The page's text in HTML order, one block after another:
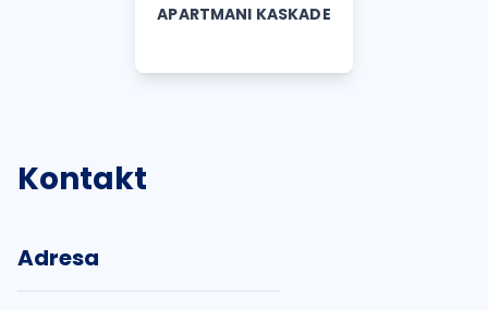
APARTMANI KASKADE
Kontakt
Adresa